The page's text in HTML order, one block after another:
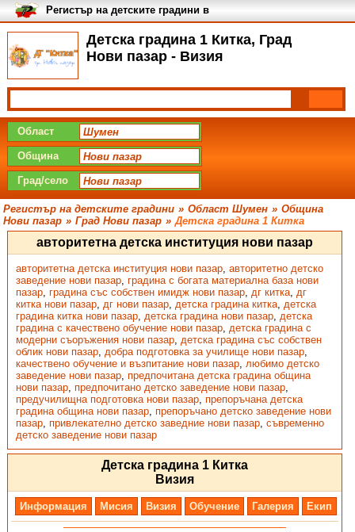
Детска градина 1 Китка, Град
Нови пазар - Визия
Регистър на детските градини в
България
Област
Община
Град/село
Регистър на детските градини » Област Шумен » Община
Нови пазар » Град Нови пазар » Детска градина 1 Китка
авторитетна детска институция нови пазар
авторитетна детска институция нови пазар, авторитетно детско
заведение нови пазар, градина с богата материална база нови
пазар, градина със собствен имидж нови пазар, дг китка, дг
китка нови пазар, дг нови пазар, детска градина китка, детска
градина китка нови пазар, детска градина нови пазар, детска
градина с качествено обучение нови пазар, детска градина с
модерни съоръжения нови пазар, детска градина със собствен
облик нови пазар, добра подготовка за училище нови пазар,
качествено обучение и възпитание нови пазар, любимо детско
заведение нови пазар, предпочитана детска градина община
нови пазар, предпочитано детско заведение нови пазар,
предучилищна подготовка нови пазар, препоръчана детска
градина община нови пазар, препоръчано детско заведение нови
пазар, привлекателно детско заведние нови пазар, съвременно
детско заведение нови пазар
Детска градина 1 Китка
Визия
Информация Мисия Визия Обучение Галерия Екип